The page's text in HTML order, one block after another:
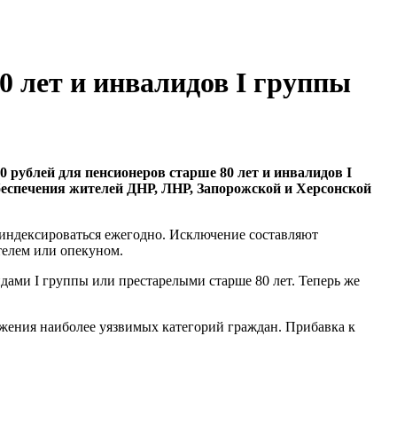
лет и инвалидов I группы
для пенсионеров старше 80 лет и инвалидов I
жителей ДНР, ЛНР, Запорожской и Херсонской
ежегодно. Исключение составляют
или опекуном.
I группы или престарелыми старше 80 лет. Теперь же
наиболее уязвимых категорий граждан. Прибавка к